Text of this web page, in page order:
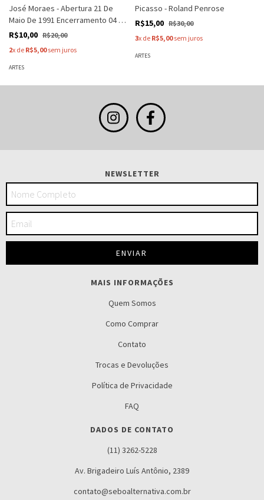
José Moraes - Abertura 21 De
Maio De 1991 Encerramento 04 De
Junh - Galeria De Arte André
R$10,00 R$20,00
2x de R$5,00sem juros
ARTES
Picasso - Roland Penrose
R$15,00 R$30,00
3x de R$5,00sem juros
ARTES
NEWSLETTER
MAIS INFORMAÇÕES
Quem Somos
Como Comprar
Contato
Trocas e Devoluções
Política de Privacidade
FAQ
DADOS DE CONTATO
(11) 3262-5228
Av. Brigadeiro Luís Antônio, 2389
contato@seboalternativa.com.br